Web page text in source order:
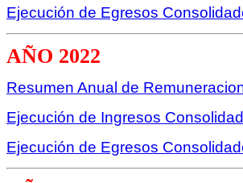
Ejecución de Egresos
AÑO 2022
Resumen Anual de
Ejecución de Ingresos
Ejecución de Egresos